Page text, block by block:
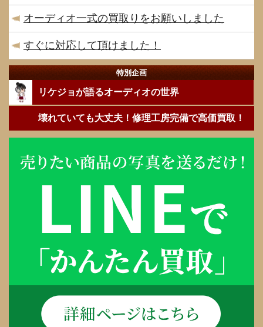
オーディオ一式の買取りをお願いしました
すぐに対応して頂けました！
特別企画
リケジョが語るオーディオの世界
壊れていても大丈夫！修理工房完備で高価買取！